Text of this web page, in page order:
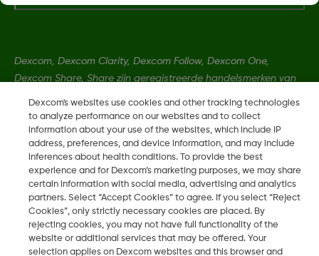
Dexcom, Dexcom Clarity, Dexcom Follow, Dexcom One,
Dexcom Share, Share zijn geregistreerde handelsmerken van
andere landen geregistreerd zijn.
MAT-1841 Rev001
2026 Dexcom, Inc. Alle rechten voorbehouden.
Dexcom's websites use cookies and other tracking technologies
to analyze performance on our websites and to collect
information about your use of the websites, which include IP
address, preferences, and device information, and may include
inferences about health conditions. To provide the best
experience and for Dexcom’s marketing purposes, we may share
certain information with social media, advertising and analytics
partners. Select “Accept Cookies” to agree. If you select “Reject
Cookies”, only strictly necessary cookies are placed. By
rejecting cookies, you may not have full functionality of the
website or additional services that may be offered. Your
selection applies on Dexcom websites and this browser and